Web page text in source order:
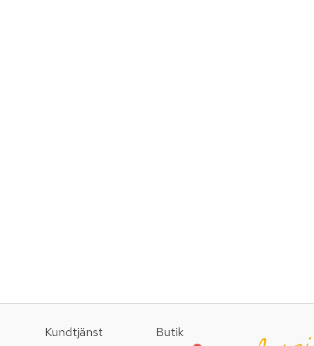
Kundtjänst Butik